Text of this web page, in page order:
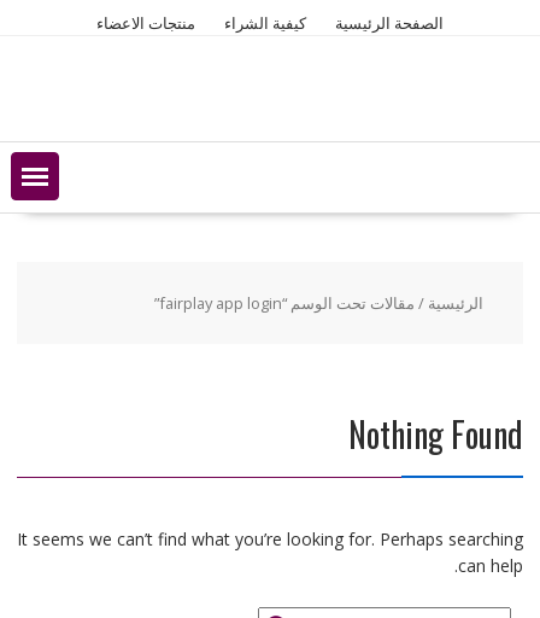
الصفحة الرئيسية كيفية الشراء منتجات الاعضاء
الرئيسية / مقالات تحت الوسم “fairplay app login”
Nothing Found
It seems we can’t find what you’re looking for. Perhaps searching
can help.